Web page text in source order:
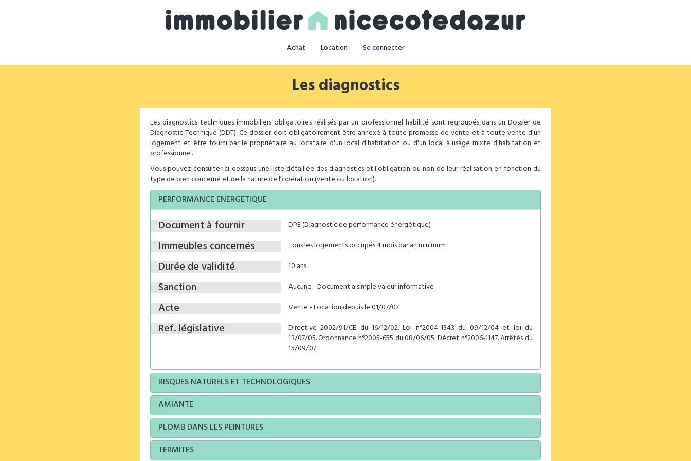
Achat Location Se connecter
Les diagnostics
Les diagnostics techniques immobiliers obligatoires réalisés par un professionnel habilité sont regroupés dans un Dossier de
Diagnostic Technique (DDT). Ce dossier doit obligatoirement être annexé à toute promesse de vente et à toute vente d'un
logement et être fourni par le propriétaire au locataire d'un local d'habitation ou d'un local à usage mixte d'habitation et
professionnel.
Vous pouvez consulter ci-dessous une liste détaillée des diagnostics et l’obligation ou non de leur réalisation en fonction du
type de bien concerné et de la nature de l’opération (vente ou location).
PERFORMANCE ENERGETIQUE
Document à fournir DPE (Diagnostic de performance énergétique)
Immeubles concernés Tous les logements occupés 4 mois par an minimum
Durée de validité 10 ans
Sanction Aucune - Document a simple valeur informative
Acte Vente - Location depuis le 01/07/07
Ref. législative
Directive 2002/91/CE du 16/12/02. Loi n°2004-1343 du 09/12/04 et loi du
13/07/05. Ordonnance n°2005-655 du 08/06/05. Décret n°2006-1147. Arrêtés du
15/09/07.
RISQUES NATURELS ET TECHNOLOGIQUES
AMIANTE
PLOMB DANS LES PEINTURES
TERMITES